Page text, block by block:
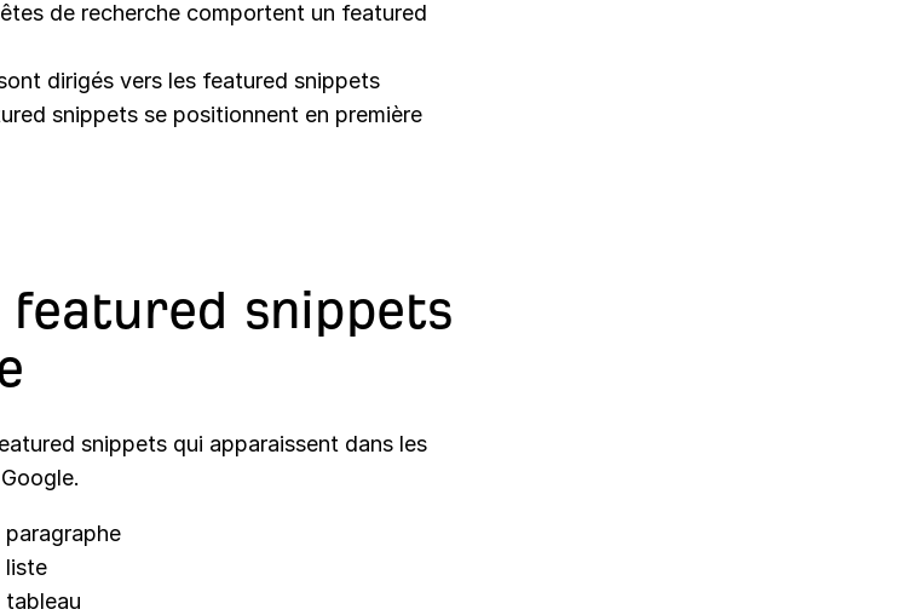
de recherche comportent un featured
dirigés vers les featured snippets
snippets se positionnent en première
featured snippets
snippets qui apparaissent dans les
paragraphe
liste
tableau